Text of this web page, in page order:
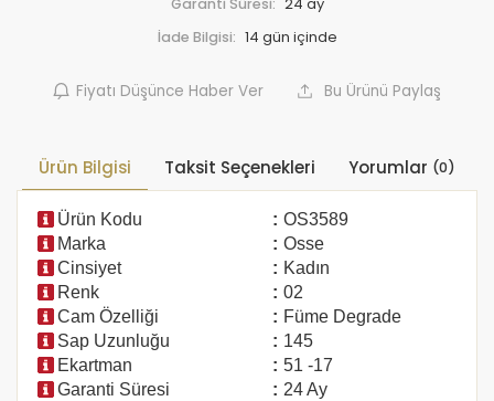
Garanti Süresi: 24 ay
İade Bilgisi:
Fiyatı Düşünce Haber Ver Bu Ürünü Paylaş
Ürün Bilgisi Taksit Seçenekleri Yorumlar (0)
Ürün Kodu : OS3589
Marka
: Osse
Cinsiyet
: Kadın
Renk
: 02
Cam Özelliği
: Füme Degrade
Sap Uzunluğu
: 145
Ekartman
: 51 -17
Garanti Süresi
: 24 Ay